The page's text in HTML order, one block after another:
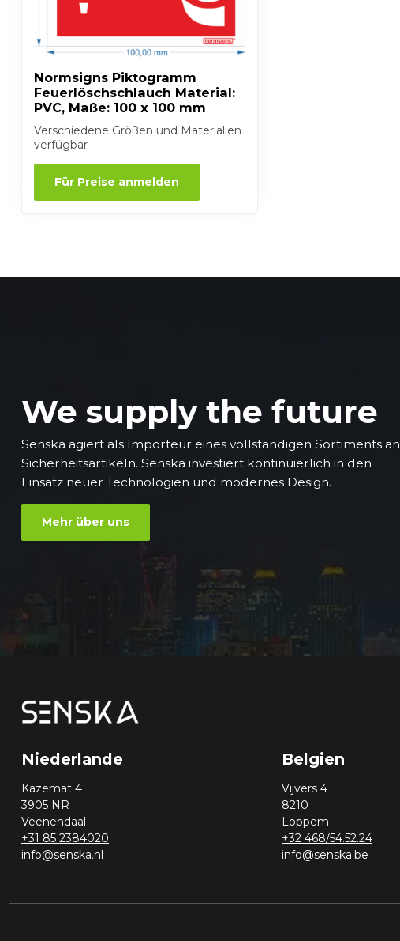
Normsigns Piktogramm
Feuerlöschschlauch Material:
PVC, Maße: 100 x 100 mm
Verschiedene Größen und Materialien
verfügbar
Für Preise anmelden
We supply the future
Senska agiert als Importeur eines vollständigen Sortiments an
Sicherheitsartikeln. Senska investiert kontinuierlich in den
Einsatz neuer Technologien und modernes Design.
Mehr über uns
Niederlande
Kazemat 4
3905 NR
Veenendaal
+31 85 2384020
info@senska.nl
Belgien
Vijvers 4
8210
Loppem
+32 468/54.52.24
info@senska.be